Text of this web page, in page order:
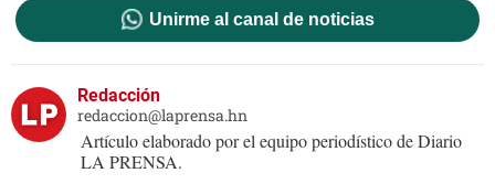
Unirme al canal de noticias
Redacción
redaccion@laprensa.hn
Artículo elaborado por el equipo periodístico de Diario
LA PRENSA.